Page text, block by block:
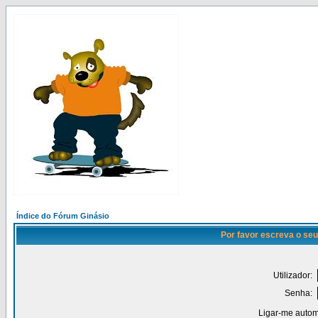
Índice do Fórum Ginásio
Por favor escreva o
Utilizador:
Senha:
Ligar-me